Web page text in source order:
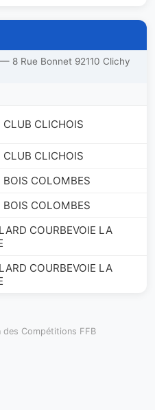
8 Rue Bonnet 92110 Clichy
CLUB CLICHOIS
CLUB CLICHOIS
BOIS COLOMBES
BOIS COLOMBES
COURBEVOIE LA
COURBEVOIE LA
Compétitions FFB